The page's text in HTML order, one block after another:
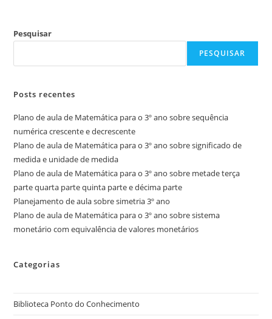
Pesquisar
PESQUISAR
Posts recentes
Plano de aula de Matemática para o 3º ano sobre sequência
numérica crescente e decrescente
Plano de aula de Matemática para o 3º ano sobre significado de
medida e unidade de medida
Plano de aula de Matemática para o 3º ano sobre metade terça
parte quarta parte quinta parte e décima parte
Planejamento de aula sobre simetria 3º ano
Plano de aula de Matemática para o 3º ano sobre sistema
monetário com equivalência de valores monetários
Categorias
Biblioteca Ponto do Conhecimento